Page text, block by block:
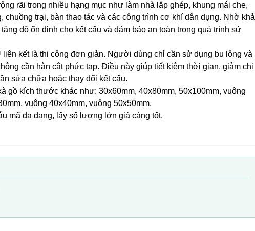
rãi trong nhiều hạng mục như làm nhà lắp ghép, khung mái che,
chuồng trại, bàn thao tác và các công trình cơ khí dân dụng. Nhờ khả
độ ổn định cho kết cấu và đảm bảo an toàn trong quá trình sử
kết là thi công đơn giản. Người dùng chỉ cần sử dụng bu lông và
cần hàn cắt phức tạp. Điều này giúp tiết kiệm thời gian, giảm chi
sửa chữa hoặc thay đổi kết cấu.
gồ kích thước khác như: 30x60mm, 40x80mm, 50x100mm, vuông
vuông 40x40mm, vuông 50x50mm.
mã đa dạng, lấy số lượng lớn giá càng tốt.